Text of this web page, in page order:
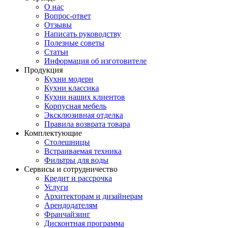
О нас
Вопрос-ответ
Отзывы
Написать руководству
Полезные советы
Статьи
Информация об изготовителе
Продукция
Кухни модерн
Кухни классика
Кухни наших клиентов
Корпусная мебель
Эксклюзивная отделка
Правила возврата товара
Комплектующие
Столешницы
Встраиваемая техника
Фильтры для воды
Сервисы и сотрудничество
Кредит и рассрочка
Услуги
Архитекторам и дизайнерам
Арендодателям
Франчайзинг
Дисконтная программа